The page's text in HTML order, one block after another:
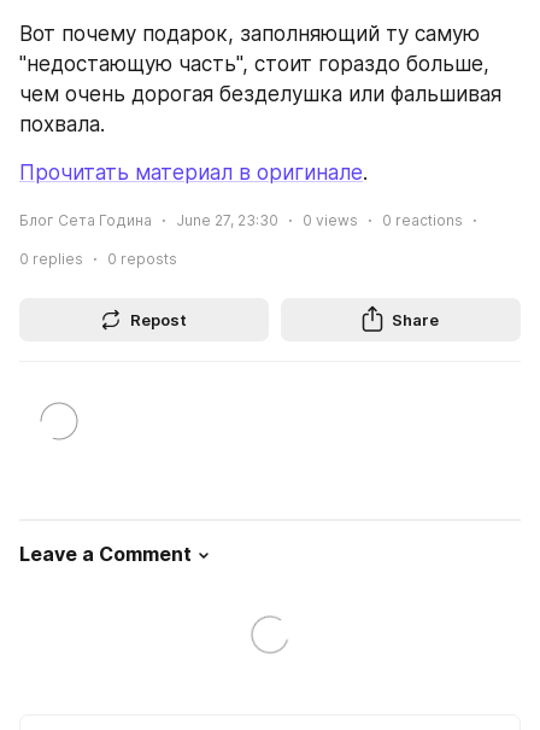
Вот почему подарок, заполняющий ту самую
"недостающую часть", стоит гораздо больше,
чем очень дорогая безделушка или фальшивая
похвала.
Прочитать материал в оригинале.
Блог Сета Година June 27, 23:30 0 views 0 reactions
0 replies 0 reposts
Repost Share
Leave a Comment